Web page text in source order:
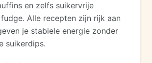
en zelfs suikervrije
Alle recepten zijn rijk aan
je stabiele energie zonder
suikerdips.